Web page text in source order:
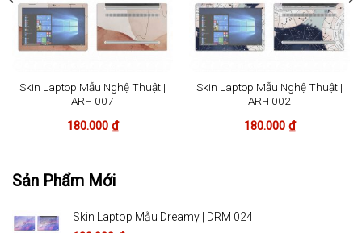
Sản Phẩm Mới
Skin Laptop Mẫu Dreamy | DRM 024
Skin Laptop Mẫu Nghệ Thuật |
ARH 007
180.000 ₫
Skin Laptop Mẫu Nghệ Thuật |
ARH 002
180.000 ₫